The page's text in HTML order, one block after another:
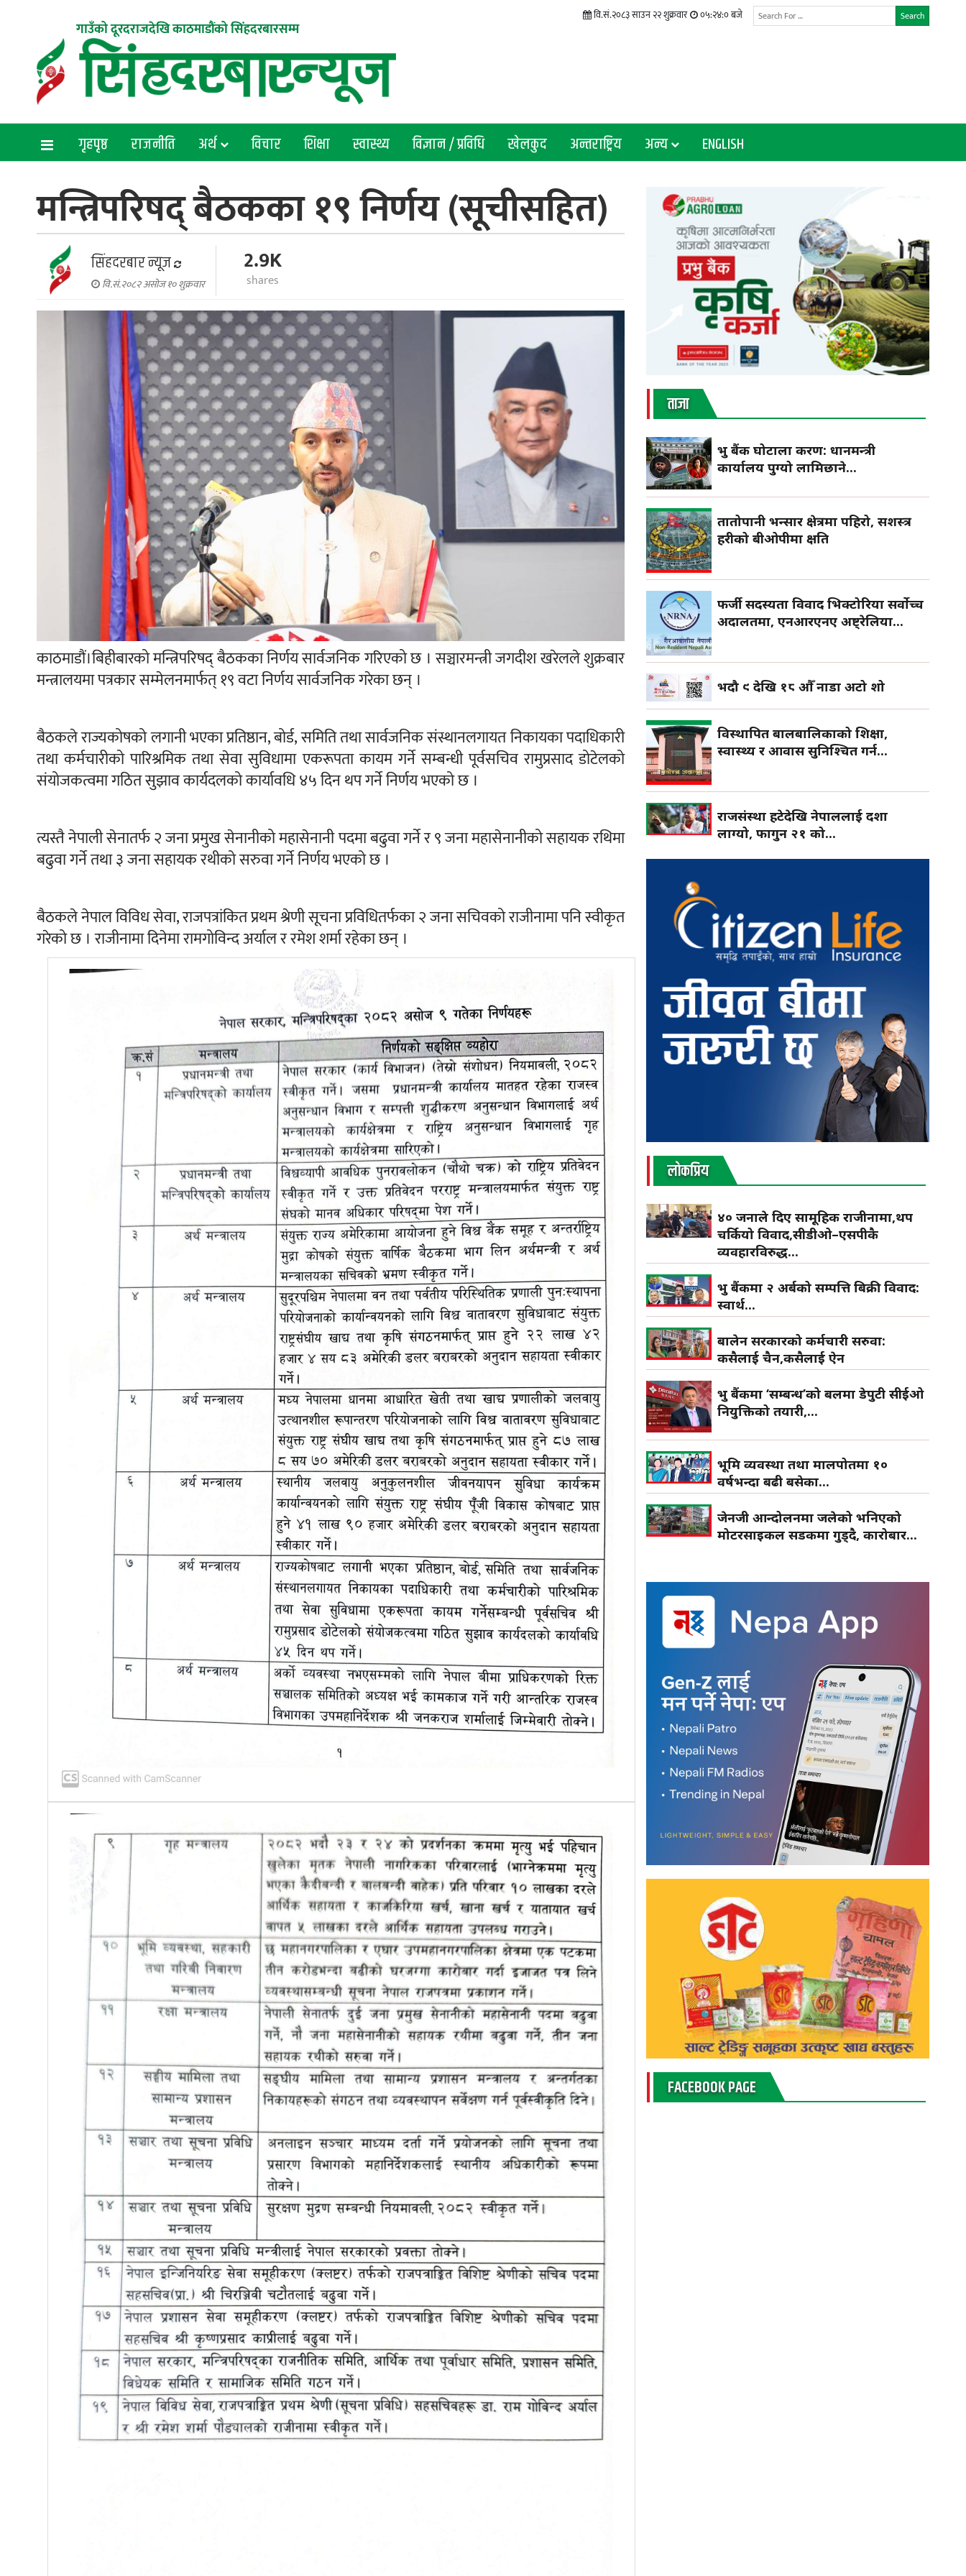
गाउँको दूरदराजदेखि काठमाडौंको सिंहदरबारसम्म
Search
वि.सं.२०८३ साउन २२ शुक्रवार ०५:२४:०१ बजे
गृहपृष्ठ राजनीति अर्थ विचार शिक्षा स्वास्थ्य विज्ञान / प्रविधि खेलकुद अन्तराष्ट्रिय अन्य ENGLISH
मन्त्रिपरिषद् बैठकका १९ निर्णय (सूचीसहित)
सिंहदरबार न्यूज
वि.सं.२०८२ असोज १० शुक्रवार
2.9K
shares
काठमाडौं।बिहीबारको मन्त्रिपरिषद् बैठकका निर्णय सार्वजनिक गरिएको छ । सञ्चारमन्त्री जगदीश खरेलले शुक्रबार
मन्त्रालयमा पत्रकार सम्मेलनमार्फत् १९ वटा निर्णय सार्वजनिक गरेका छन् ।
बैठकले राज्यकोषको लगानी भएका प्रतिष्ठान, बोर्ड, समिति तथा सार्वजनिक संस्थानलगायत निकायका पदाधिकारी
तथा कर्मचारीको पारिश्रमिक तथा सेवा सुविधामा एकरूपता कायम गर्ने सम्बन्धी पूर्वसचिव रामुप्रसाद डोटेलको
संयोजकत्वमा गठित सुझाव कार्यदलको कार्यावधि ४५ दिन थप गर्ने निर्णय भएको छ ।
त्यस्तै नेपाली सेनातर्फ २ जना प्रमुख सेनानीको महासेनानी पदमा बढुवा गर्ने र ९ जना महासेनानीको सहायक रथिमा
बढुवा गर्ने तथा ३ जना सहायक रथीको सरुवा गर्ने निर्णय भएको छ ।
बैठकले नेपाल विविध सेवा, राजपत्रांकित प्रथम श्रेणी सूचना प्रविधितर्फका २ जना सचिवको राजीनामा पनि स्वीकृत
गरेको छ । राजीनामा दिनेमा रामगोविन्द अर्याल र रमेश शर्मा रहेका छन् ।
ताजा
प्रभु बैंक घोटाला प्रकरण: प्रधानमन्त्री
कार्यालय पुग्यो लामिछाने...
तातोपानी भन्सार क्षेत्रमा पहिरो, सशस्त्र
प्रहरीको बीओपीमा क्षति
फर्जी सदस्यता विवाद भिक्टोरिया सर्वोच्च
अदालतमा, एनआरएनए अष्ट्रेलिया...
भदौ ९ देखि १८ औँ नाडा अटो शो
विस्थापित बालबालिकाको शिक्षा,
स्वास्थ्य र आवास सुनिश्चित गर्न...
राजसंस्था हटेदेखि नेपाललाई दशा
लाग्यो, फागुन २१ को...
लाेकप्रिय
४० जनाले दिए सामूहिक राजीनामा,थप
चर्कियो विवाद,सीडीओ–एसपीकै
व्यवहारविरुद्ध...
प्रभु बैंकमा २ अर्बको सम्पत्ति बिक्री विवाद:
स्वार्थ...
बालेन सरकारको कर्मचारी सरुवा:
कसैलाई चैन,कसैलाई ऐन
प्रभु बैंकमा ‘सम्बन्ध’को बलमा डेपुटी सीईओ
नियुक्तिको तयारी,...
भूमि व्यवस्था तथा मालपोतमा १०
वर्षभन्दा बढी बसेका...
जेनजी आन्दोलनमा जलेको भनिएको
मोटरसाइकल सडकमा गुड्दै, कारोबार...
FACEBOOK PAGE